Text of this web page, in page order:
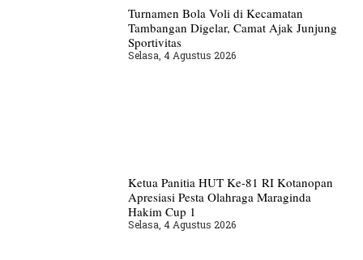
Turnamen Bola Voli di Kecamatan
Tambangan Digelar, Camat Ajak Junjung
Sportivitas
Selasa, 4 Agustus 2026
Ketua Panitia HUT Ke-81 RI Kotanopan
Apresiasi Pesta Olahraga Maraginda
Hakim Cup 1
Selasa, 4 Agustus 2026